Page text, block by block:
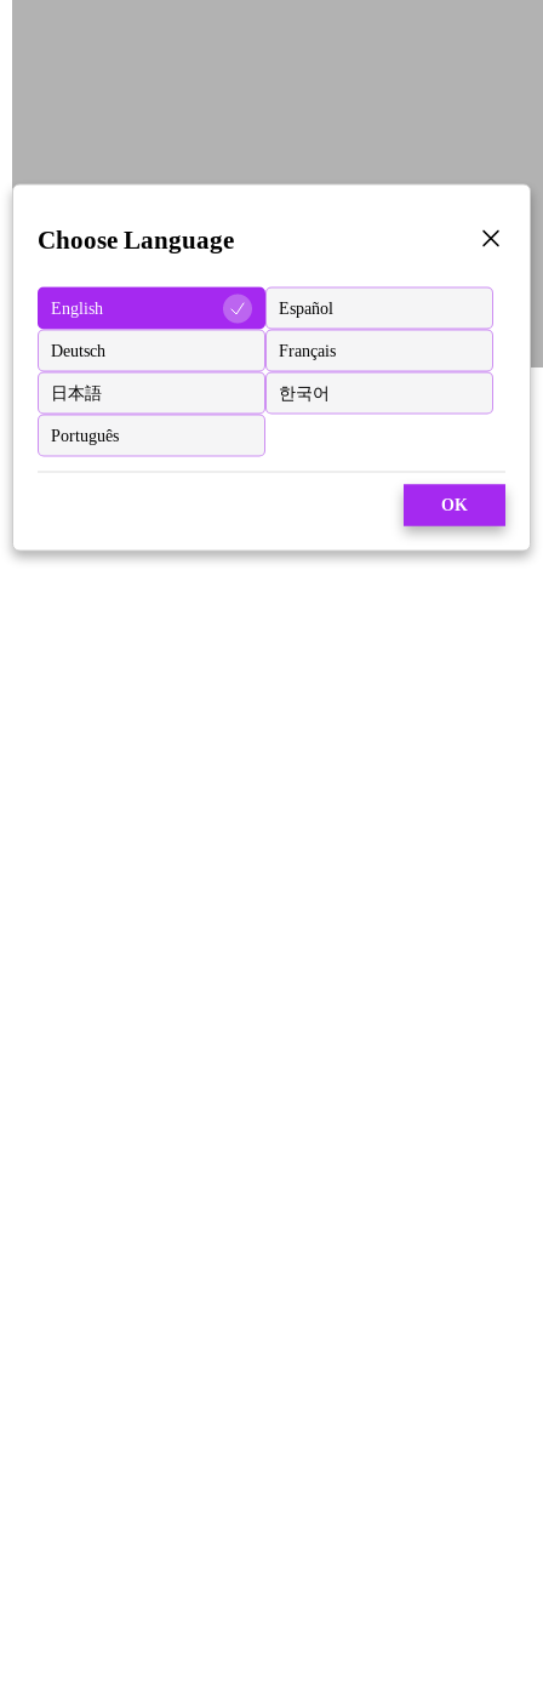
Choose Language
English Español
Deutsch Français
日本語 한국어
Português
OK